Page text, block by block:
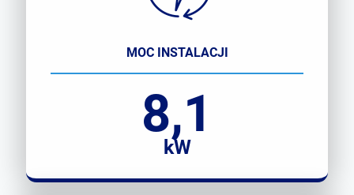
MOC INSTALACJI
8,1
kW